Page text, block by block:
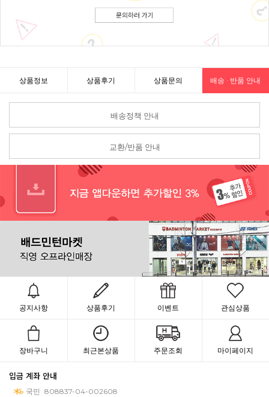
상품정보 상품후기 상품문의 배송 · 반품 안내
배송정책 안내
교환/반품 안내
공지사항 상품후기 이벤트 관심상품
장바구니 최근본상품 주문조회 마이페이지
입금 계좌 안내
국민 808837-04-002608